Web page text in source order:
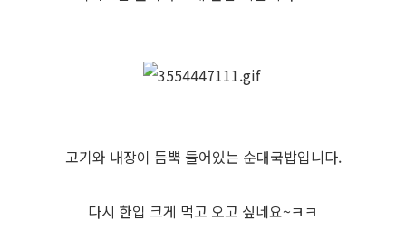
고기와 내장이 듬뿍 들어있는 순대국밥입니다.
다시 한입 크게 먹고 오고 싶네요~ㅋㅋ